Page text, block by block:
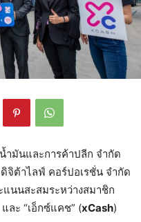
ำมันและการค้าปลีก จำกัด
จิต้าไลฟ์ คอร์ปอเรชั่น จำกัด
นนสะสมระหว่างสมาชิก
และ “เอ็กซ์แคช” (xCash)